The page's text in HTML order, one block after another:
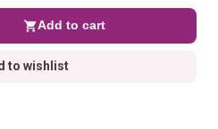
Add to cart
to wishlist